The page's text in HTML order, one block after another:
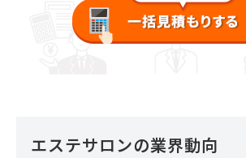
エステサロンの業界動向